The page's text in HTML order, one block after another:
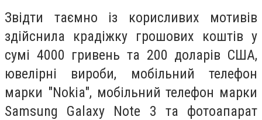
Звідти таємно із корисливих мотивів
здійснила крадіжку грошових коштів у
сумі 4000 гривень та 200 доларів США,
ювелірні вироби, мобільний телефон
марки "Nokia", мобільний телефон марки
Samsung Galaxy Note 3 та фотоапарат